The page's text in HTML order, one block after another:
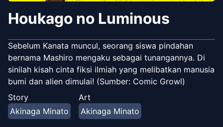
Houkago no Luminous
Sebelum Kanata muncul, seorang siswa pindahan
bernama Mashiro mengaku sebagai tunangannya. Di
sinilah kisah cinta fiksi ilmiah yang melibatkan manusia
bumi dan alien dimulai! (Sumber: Comic Growl)
Story
Akinaga Minato
Art
Akinaga Minato